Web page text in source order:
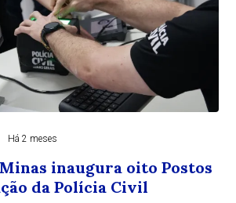
Há 2 meses
inaugura oito Postos
da Polícia Civil